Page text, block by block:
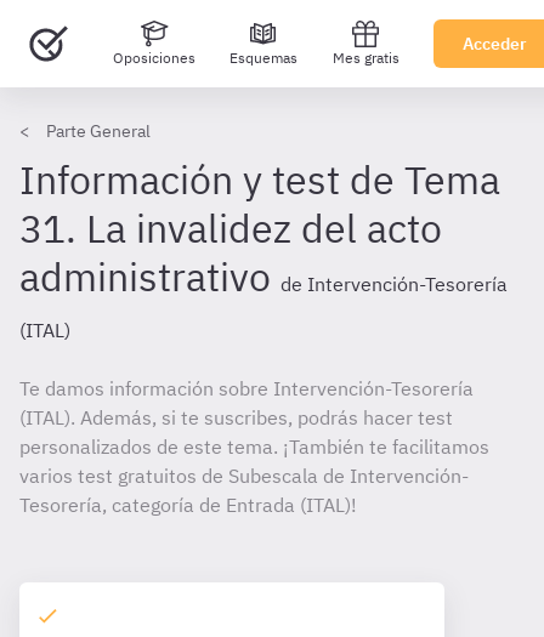
Oposiciones Esquemas Mes gratis
Acceder
Parte General
Información y test de Tema
31. La invalidez del acto
administrativo de Intervención-Tesorería
(ITAL)
Te damos información sobre Intervención-Tesorería
(ITAL). Además, si te suscribes, podrás hacer test
personalizados de este tema. ¡También te facilitamos
varios test gratuitos de Subescala de Intervención-
Tesorería, categoría de Entrada (ITAL)!